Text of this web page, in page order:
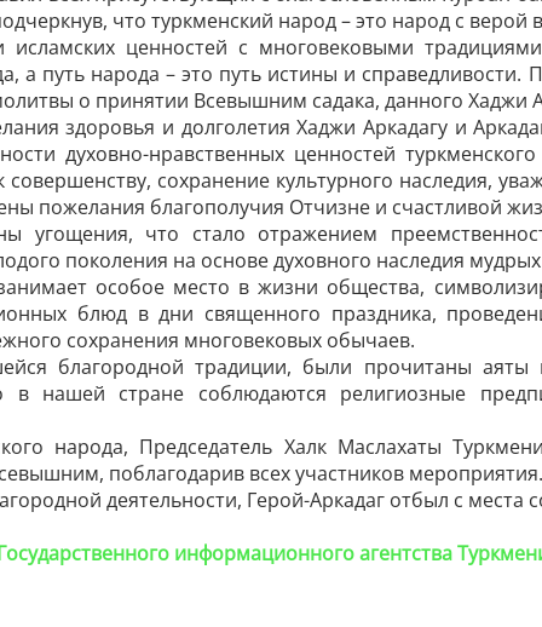
что туркменский народ – это народ с верой
ценностей с многовековыми
а путь народа – это путь истины и справедливости.
о принятии Всевышним садака, данного Хаджи
здоровья и долголетия Хаджи Аркадагу и
духовно-нравственных ценностей
сохранение культурного наследия,
пожелания благополучия Отчизне и счастливой
угощения, что стало отражением
поколения на основе духовного ­наследия
особое место в жизни общества,
блюд в дни священного праздника,
сохранения многовековых обычаев.
благородной традиции, были прочитаны
в нашей стране соблюдаются религиозные
народа, Председатель Халк Маслахаты
поблагодарив всех участников мероприятия.
деятельности, Герой-Аркадаг отбыл с места
информационного агентства